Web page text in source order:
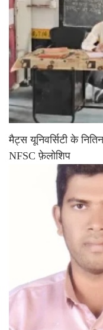
मैट्स यूनिवर्सिटी के
NFSC फ़ेलोशिप